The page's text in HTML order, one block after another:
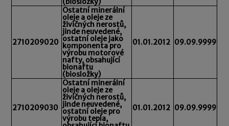
2710209020
Ostatní minerální
oleje a oleje ze
živičných nerostů,
jinde neuvedené,
ostatní oleje jako
komponenta pro
výrobu motorové
nafty, obsahující
bionaftu
(biosložky)
01.01.2012 09.09.9999
2710209030
Ostatní minerální
oleje a oleje ze
živičných nerostů,
jinde neuvedené,
ostatní oleje pro
výrobu tepla,
01.01.2012 09.09.9999